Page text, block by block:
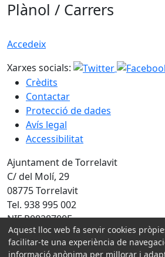
Plànol / Carrers
Accedeix
Xarxes socials:
Crèdits
Contactar
Protecció de dades
Avís legal
Accessibilitat
Ajuntament de Torrelavit
C/ del Molí, 29
08775 Torrelavit
Tel. 938 995 002
NIF P0828700E
Amb la col·laboració de:
Aquest lloc web fa servir cookies
facilitar-te una experiència de
informació anònima per millorar i